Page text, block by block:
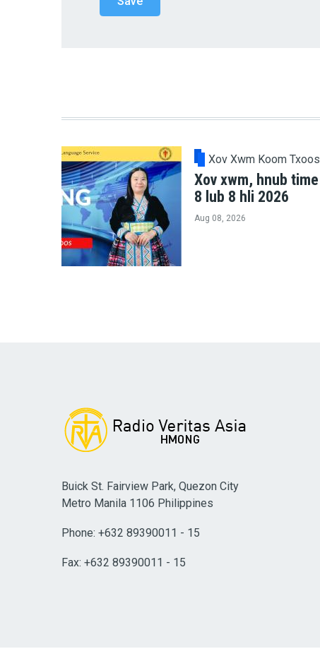
Xov Xwm Koom Txoos
Xov xwm, hnub time
8 lub 8 hli 2026
Aug 08, 2026
Buick St. Fairview Park, Quezon City
Metro Manila 1106 Philippines
Phone: +632 89390011 - 15
Fax: +632 89390011 - 15